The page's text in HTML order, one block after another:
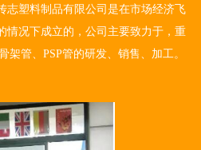
志塑料制品有限公司是在市场经济飞
情况下成立的，公司主要致力于，重
架管、PSP管的研发、销售、加工。